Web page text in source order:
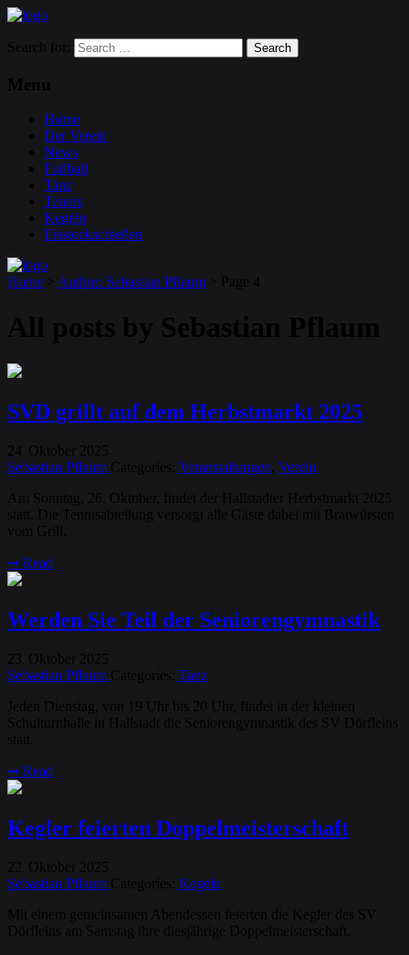
Search for:
Menu
Home
Der Verein
News
Fußball
Tanz
Tennis
Kegeln
Eisstockschießen
Home Author: Sebastian Pflaum Page 4
All posts by Sebastian Pflaum
SVD grillt auf dem Herbstmarkt 2025
24 Oktober
2025
Sebastian Pflaum Categories: Veranstaltungen Verein
Am Sonntag, 26. Oktober, findet der Hallstadter Herbstmarkt 2025
statt. Die Tennisabteilung versorgt alle Gäste dabei mit Bratwürsten
vom Grill.
➞ Read
Werden Sie Teil der Seniorengymnastik
23 Oktober
2025
Sebastian Pflaum Categories: Tanz
Jeden Dienstag, von 19 Uhr bis 20 Uhr, findet in der kleinen
Schulturnhalle in Hallstadt die Seniorengymnastik des SV Dörfleins
statt.
➞ Read
Kegler feierten Doppelmeisterschaft
Oktober
2025
Sebastian Pflaum Categories: Kegeln
Mit einem gemeinsamen Abendessen feierten die Kegler des SV
Dörfleins am Samstag ihre diesjährige Doppelmeisterschaft.